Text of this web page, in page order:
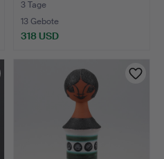
3 Tage
13 Gebote
318 USD